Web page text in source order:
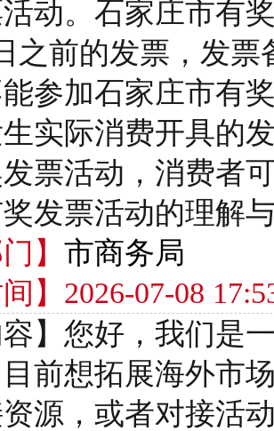
动。石家庄市有
之前的发票，发
参加石家庄市有
实际消费开具的
票活动，消费者
发票活动的理解
】 市商务局
间】2026-07-08
容】您好，我们是
前想拓展海外市
源，或者对接活